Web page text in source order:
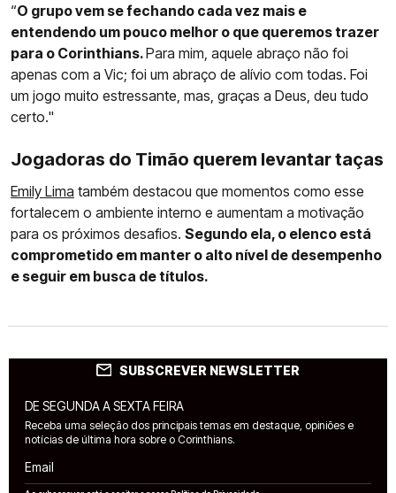
“O grupo vem se fechando cada vez mais e
entendendo um pouco melhor o que queremos trazer
para o Corinthians.Para mim, aquele abraço não foi
apenas com a Vic; foi um abraço de alívio com todas. Foi
um jogo muito estressante, mas, graças a Deus, deu tudo
certo."
Jogadoras do Timão querem levantar taças
Emily Lima também destacou que momentos como esse
fortalecem o ambiente interno e aumentam a motivação
para os próximos desafios. Segundo ela, o elenco está
comprometido em manter o alto nível de desempenho
e seguir em busca de títulos.
SUBSCREVER NEWSLETTER
DE SEGUNDA A SEXTA FEIRA
Receba uma seleção dos principais temas em destaque, opiniões e
notícias de última hora sobre o Corinthians.
Email